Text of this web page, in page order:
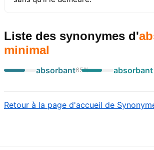
Liste des synonymes d'
minimal
absorbant65%
Retour à la page d'accueil de